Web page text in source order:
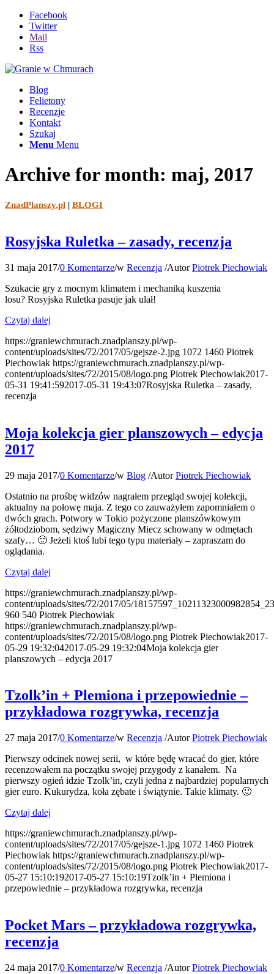
Facebook
Twitter
Mail
Rss
Blog
Felietony
Recenzje
Kontakt
Szukaj
Menu Menu
Archive for month: maj, 2017
ZnadPlanszy.pl | BLOGI
Rosyjska Ruletka – zasady, recenzja
31 maja 2017/0 Komentarze/w Recenzja /AutorPiotrek Piechowiak
Szukacie gry z mocnym klimatem i mechaniką kuszenia
losu? Rosyjska Ruletka pasuje jak ulał!
Czytaj dalej
https://graniewchmurach.znadplanszy.pl/wp-
content/uploads/sites/72/2017/05/gejsze-2.jpg 1072 1460 Piotrek
Piechowiak https://graniewchmurach.znadplanszy.pl/wp-
content/uploads/sites/72/2015/08/logo.png Piotrek Piechowiak2017-
05-31 19:41:592017-05-31 19:43:07Rosyjska Ruletka – zasady,
recenzja
Moja kolekcja gier planszowych – edycja
2017
29 maja 2017/0 Komentarze/w Blog /AutorPiotrek Piechowiak
Ostatnio na prośbę widzów nagrałem przegląd swojej kolekcji,
aktualny na połowę maja. Z tego co zauważyłem zapomniałem o
dwóch grach. Potwory w Tokio pożyczone planszówkowym
żółtodziobom, sędziwy Magiczny Miecz schowany w odmętach
szafy… 🙂 Jeżeli ktoś lubi tego typu materiały – zapraszam do
oglądania.
Czytaj dalej
https://graniewchmurach.znadplanszy.pl/wp-
content/uploads/sites/72/2017/05/
960 540 Piotrek Piechowiak
https://graniewchmurach.znadplanszy.pl/wp-
content/uploads/sites/72/2015/08/logo.png Piotrek Piechowiak2017-
05-29 19:32:042017-05-29 19:32:04Moja kolekcja gier
planszowych – edycja 2017
Tzolk’in + Plemiona i przepowiednie –
przykładowa rozgrywka, recenzja
27 maja 2017/0 Komentarze/w Recenzja /AutorPiotrek Piechowiak
Pierwszy odcinek nowej serii, w które będę wracać do gier, które
recenzowałem na początku swojej przygody z kanałem. Na
pierwszy ogień idzie Tzolk’in, czyli jedna z najbardziej popularnych
gier euro. Kukurydza, koła zębate i świątynie. Takie klimaty. 🙂
Czytaj dalej
https://graniewchmurach.znadplanszy.pl/wp-
content/uploads/sites/72/2017/05/gejsze-1.jpg 1072 1460 Piotrek
Piechowiak https://graniewchmurach.znadplanszy.pl/wp-
content/uploads/sites/72/2015/08/logo.png Piotrek Piechowiak2017-
05-27 15:10:192017-05-27 15:10:19Tzolk’in + Plemiona i
przepowiednie – przykładowa rozgrywka, recenzja
Pocket Mars – przykładowa rozgrywka,
recenzja
24 maja 2017/0 Komentarze/w Recenzja /AutorPiotrek Piechowiak